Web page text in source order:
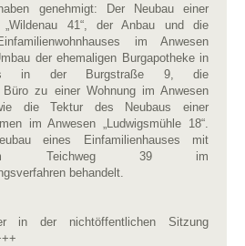
genehmigt: Der Neubau einer
41“, der Anbau und die
im Anwesen
der ehemaligen Burgapotheke in
in der Burgstraße 9, die
Büro zu einer Wohnung im Anwesen
die Tektur des Neubaus einer
im Anwesen „Ludwigsmühle 18“.
eines Einfamilienhauses mit
im Teichweg 39 im
behandelt.
in der nichtöffentlichen Sitzung